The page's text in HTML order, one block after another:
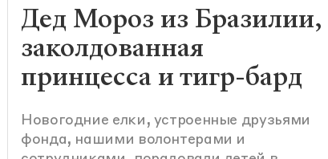
Дед Мороз из Бразилии,
заколдованная
принцесса и тигр-бард
Новогодние елки, устроенные друзьями
фонда, нашими волонтерами и